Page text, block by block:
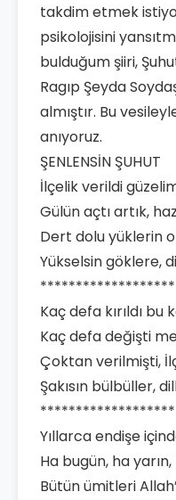
takdim etmek
psikolojisini
bulduğum şiiri,
Ragıp Şeyda
almıştır. Bu
anıyoruz.
ŞENLENSİN ŞUHUT
İlçelik verildi
Gülün açtı artık,
Dert dolu yüklerin
Yükselsin göklere,
Kaç defa kırıldı bu
Kaç defa değişti
Çoktan verilmişti,
Şakısın bülbüller,
Yıllarca endişe
Ha bugün, ha
Bütün ümitleri